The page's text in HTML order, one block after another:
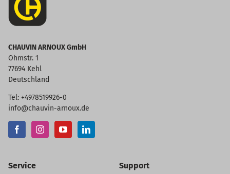
CHAUVIN ARNOUX GmbH
Ohmstr. 1
77694 Kehl
Deutschland
Tel: +4978519926-0
info@chauvin-arnoux.de
Service Support